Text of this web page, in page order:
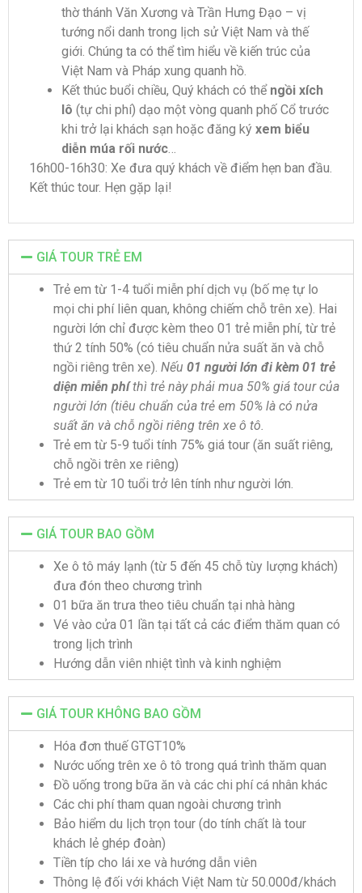
thờ thánh Văn Xương và Trần Hưng Đạo – vị
tướng nổi danh trong lịch sử Việt Nam và thế
giới. Chúng ta có thể tìm hiểu về kiến trúc của
Việt Nam và Pháp xung quanh hồ.
Kết thúc buổi chiều, Quý khách có thể ngồi xích
lô (tự chi phí) dạo một vòng quanh phố Cổ trước
khi trở lại khách sạn hoặc đăng ký xem biểu
diễn múa rối nước
16h00-16h30: Xe đưa quý khách về điểm hẹn ban đầu.
Kết thúc tour. Hẹn gặp lại!
GIÁ TOUR TRẺ EM
Trẻ em từ 1-4 tuổi miễn phí dịch vụ (bố mẹ tự lo
mọi chi phí liên quan, không chiếm chỗ trên xe). Hai
người lớn chỉ được kèm theo 01 trẻ miễn phí, từ trẻ
thứ 2 tính 50% (có tiêu chuẩn nửa suất ăn và chỗ
ngồi riêng trên xe). Nếu 01 người lớn đi kèm 01 trẻ
diện miễn phíthì trẻ này phải mua 50% giá tour của
người lớn (tiêu chuẩn của trẻ em 50% là có nửa
suất ăn và chỗ ngồi riêng trên xe ô tô.
Trẻ em từ 5-9 tuổi tính 75% giá tour (ăn suất riêng,
chỗ ngồi trên xe riêng)
Trẻ em từ 10 tuổi trở lên tính như người lớn.
GIÁ TOUR BAO GỒM
Xe ô tô máy lạnh (từ 5 đến 45 chỗ tùy lượng khách)
đưa đón theo chương trình
01 bữa ăn trưa theo tiêu chuẩn tại nhà hàng
Vé vào cửa 01 lần tại tất cả các điểm thăm quan có
trong lịch trình
Hướng dẫn viên nhiệt tình và kinh nghiệm
GIÁ TOUR KHÔNG BAO GỒM
Hóa đơn thuế GTGT10%
Nước uống trên xe ô tô trong quá trình thăm quan
Đồ uống trong bữa ăn và các chi phí cá nhân khác
Các chi phí tham quan ngoài chương trình
Bảo hiểm du lịch trọn tour (do tính chất là tour
khách lẻ ghép đoàn)
Tiền típ cho lái xe và hướng dẫn viên
Thông lệ đối với khách Việt Nam từ 50.000đ/khách